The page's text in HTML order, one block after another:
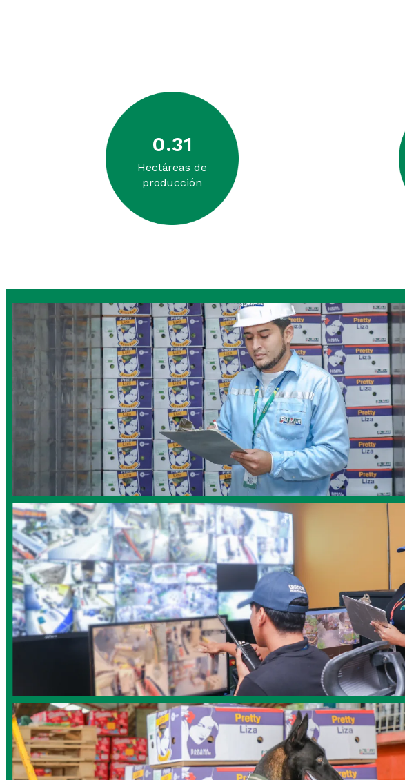
0.31
Hectáreas de
producción